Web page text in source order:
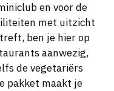
en voor de
met uitzicht
ben je hier op
aanwezig,
de vegetariërs
pakket maakt je